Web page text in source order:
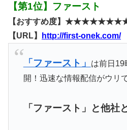
【第1位】ファースト
【おすすめ度】
【URL】
http://first-onek.com/
「ファースト」
は前日19
開！迅速な情報配信がウリで
「ファースト」と他社